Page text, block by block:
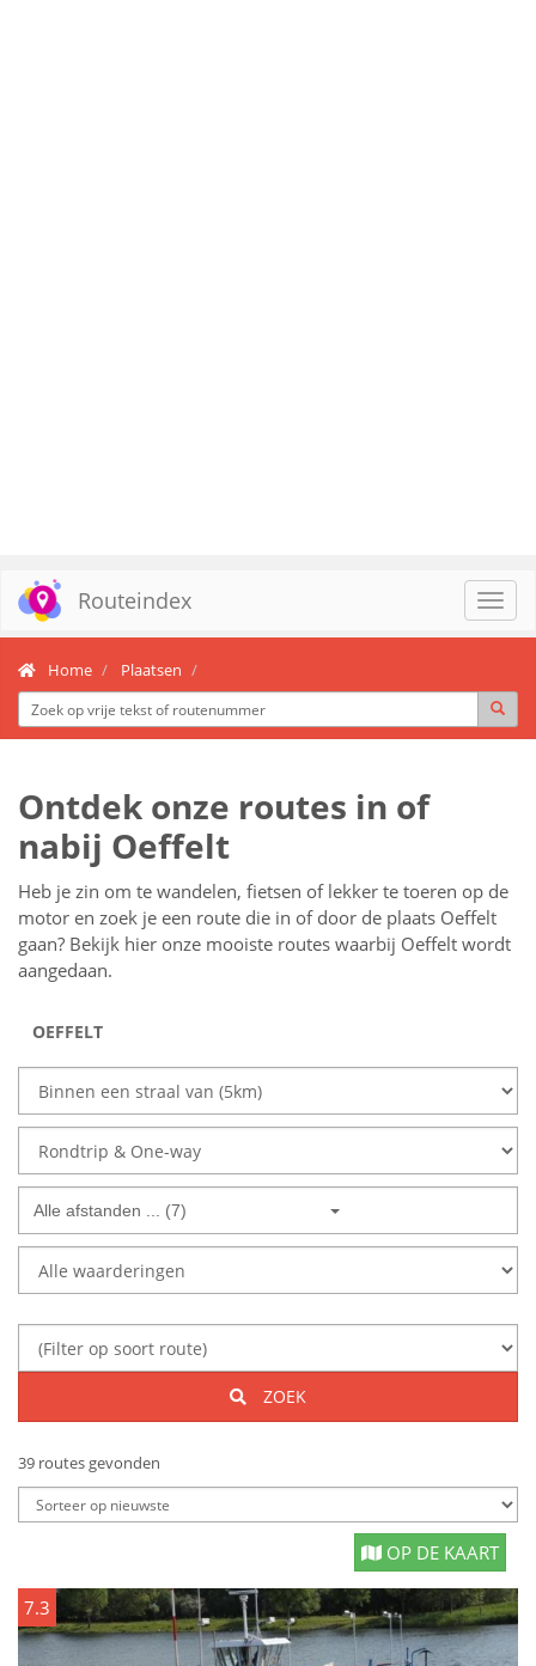
Routeindex
Home Plaatsen
Ontdek onze routes in of
nabij Oeffelt
Heb je zin om te wandelen, fietsen of lekker te toeren op de
motor en zoek je een route die in of door de plaats Oeffelt
gaan? Bekijk hier onze mooiste routes waarbij Oeffelt wordt
aangedaan.
Alle afstanden ... (7)
ZOEK
39 routes gevonden
OP DE KAART
7.3